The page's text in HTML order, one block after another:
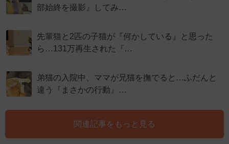
部始終を撮影』してみ…
先輩猫と2匹の子猫が『何かしている』と思った
ら…131万再生された『…
弟猫の入院中、ママが兄猫を撫でると…ふだんと
違う『まさかの行動』…
関連記事をもっと見る